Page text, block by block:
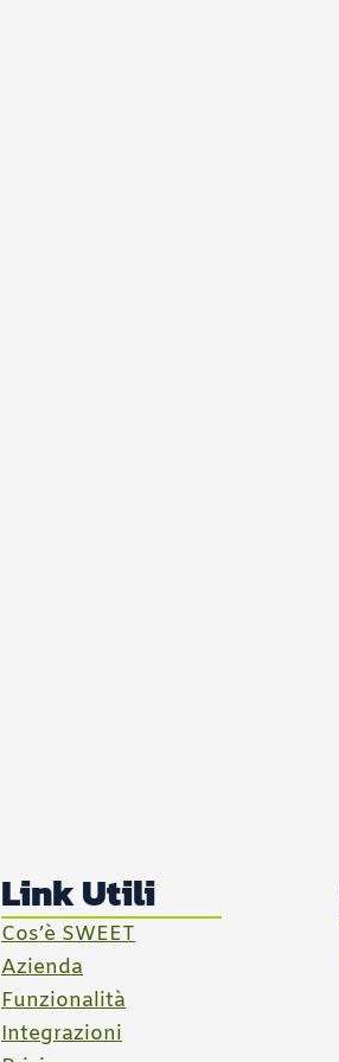
Link Utili
Cos’è SWEET
Azienda
Funzionalità
Integrazioni